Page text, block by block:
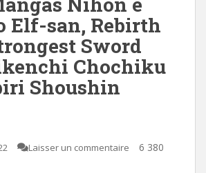
Elf-san, Rebirth
Sword
Chochiku
Shoushin
Laisser un commentaire
6 380